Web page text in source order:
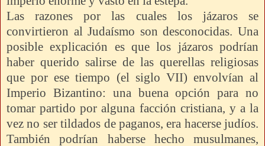
Las razones por las cuales los jázaros se
convirtieron al Judaísmo son desconocidas. Una
posible explicación es que los jázaros podrían
haber querido salirse de las querellas religiosas
que por ese tiempo (el siglo VII) envolvían al
Imperio Bizantino: una buena opción para no
tomar partido por alguna facción cristiana, y a la
vez no ser tildados de paganos, era hacerse judíos.
También podrían haberse hecho musulmanes,